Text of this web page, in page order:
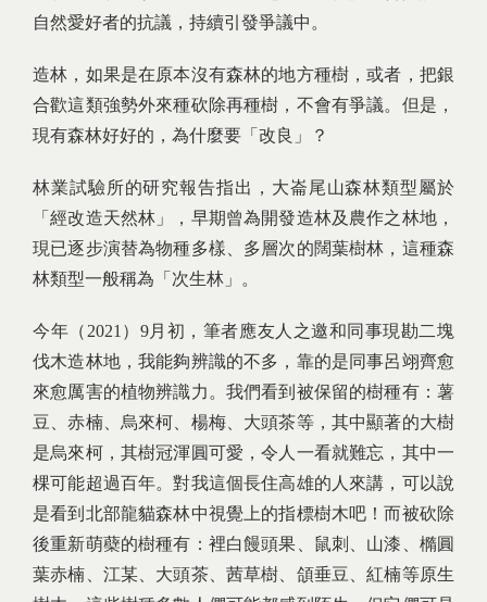
自然愛好者的抗議，持續引發爭議中。
造林，如果是在原本沒有森林的地方種樹，或者，把銀
合歡這類強勢外來種砍除再種樹，不會有爭議。但是，
現有森林好好的，為什麼要「改良」？
林業試驗所的研究報告指出，大崙尾山森林類型屬於
「經改造天然林」，早期曾為開發造林及農作之林地，
現已逐步演替為物種多樣、多層次的闊葉樹林，這種森
林類型一般稱為「次生林」。
今年（2021）9月初，筆者應友人之邀和同事現勘二塊
伐木造林地，我能夠辨識的不多，靠的是同事呂翊齊愈
來愈厲害的植物辨識力。我們看到被保留的樹種有：薯
豆、赤楠、烏來柯、楊梅、大頭茶等，其中顯著的大樹
是烏來柯，其樹冠渾圓可愛，令人一看就難忘，其中一
棵可能超過百年。對我這個長住高雄的人來講，可以說
是看到北部龍貓森林中視覺上的指標樹木吧！而被砍除
後重新萌蘗的樹種有：裡白饅頭果、鼠刺、山漆、橢圓
葉赤楠、江某、大頭茶、茜草樹、頜垂豆、紅楠等原生